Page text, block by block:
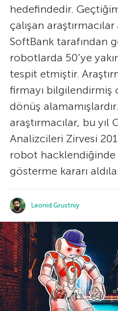
hedefindedir.
çalışan
SoftBank tarafından
robotlarda 50’ye
tespit etmiştir.
firmayı bilgilendirmiş
dönüş
araştırmacılar, bu yıl
Analizcileri Zirvesi
robot
gösterme kararı
Leonid Grustniy